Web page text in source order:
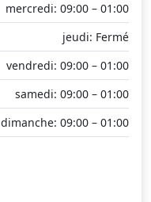
mercredi: 09:00 – 01:00
jeudi: Fermé
vendredi: 09:00 – 01:00
samedi: 09:00 – 01:00
dimanche: 09:00 – 01:00